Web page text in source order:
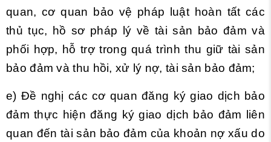
quan, cơ quan bảo vệ pháp luật hoàn tất các
thủ tục, hồ sơ pháp lý về tài sản bảo đảm và
phối hợp, hỗ trợ trong quá trình thu giữ tài sản
bảo đảm và thu hồi, xử lý nợ, tài sản bảo đảm;
e) Đề nghị các cơ quan đăng ký giao dịch bảo
đảm thực hiện đăng ký giao dịch bảo đảm liên
quan đến tài sản bảo đảm của khoản nợ xấu do